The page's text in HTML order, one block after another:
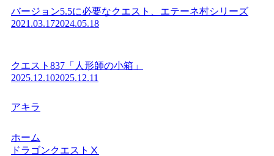
バージョン5.5に必要なクエスト、エテーネ村シリーズ
2021.03.172024.05.18
クエスト837「人形師の小箱」
2025.12.102025.12.11
アキラ
ホーム
ドラゴンクエストⅩ